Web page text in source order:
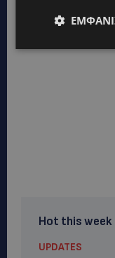
Hot this week
UPDATES